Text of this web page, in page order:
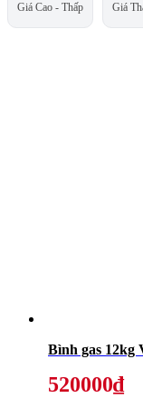
Giá Cao - Thấp Giá
Bình gas 12kg
520000₫